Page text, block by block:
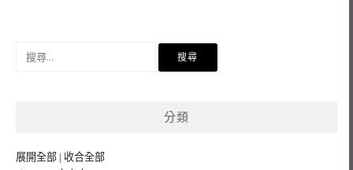
分類
展開全部 | 收合全部